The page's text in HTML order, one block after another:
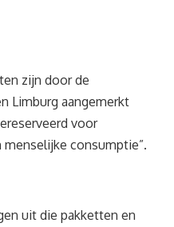
zijn door de
Limburg aangemerkt
voor
consumptie”.
uit die pakketten en